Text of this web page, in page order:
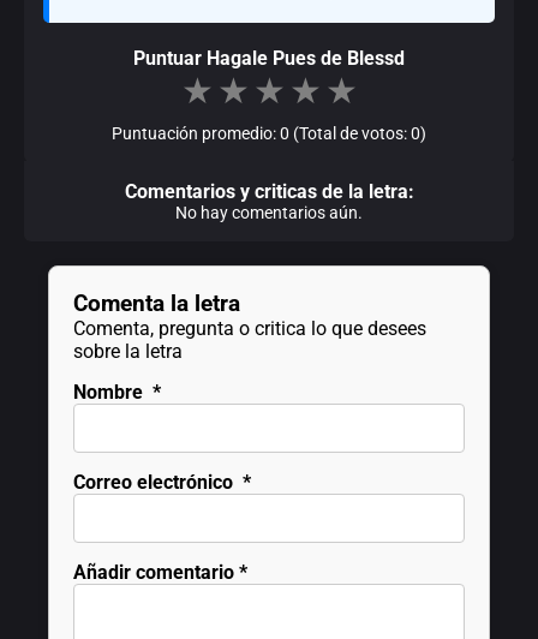
Puntuar Hagale Pues de Blessd
★ ★ ★ ★ ★
Puntuación promedio: 0 (Total de votos: 0)
Comentarios y criticas de la letra:
No hay comentarios aún.
Comenta la letra
Comenta, pregunta o critica lo que desees
sobre la letra
Nombre *
Correo electrónico *
Añadir comentario *